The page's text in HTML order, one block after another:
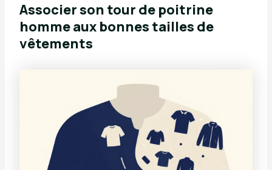
Associer son tour de poitrine
homme aux bonnes tailles de
vêtements